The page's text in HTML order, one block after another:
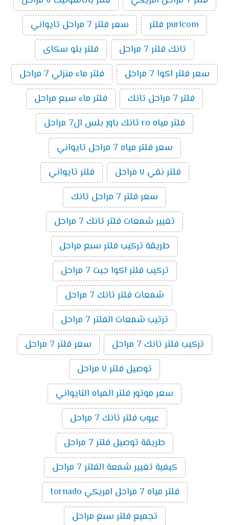
puricom فلتر
سعر فلتر 7 مراحل تايواني
تانك فلتر 7 مراحل
فلتر بلو سكاى
سعر فلتر اكوا 7 مراحل
فلتر ماء منزلي 7 مراحل
فلتر 7 مراحل تانك
فلتر ماء سبع مراحل
فلتر مياه ro تانك باور بلس ال7 مراحل
سعر فلتر مياه 7 مراحل تايواني
فلتر نقي ٧ مراحل
فلتر تايواني
سعر فلتر 7 مراحل تانك
تغيير شمعات فلتر تانك 7 مراحل
طريقة تركيب فلتر سبع مراحل
تركيب فلتر اكوا جيت 7 مراحل
شمعات فلتر تانك 7 مراحل
ترتيب شمعات الفلتر 7 مراحل
تركيب فلتر تانك 7 مراحل
سعر فلتر 7 مراحل
توصيل فلتر ٧ مراحل
سعر موتور فلتر المياه التايواني
عيوب فلتر تانك 7 مراحل
طريقة توصيل فلتر 7 مراحل
كيفية تغيير شمعة الفلتر 7 مراحل
فلتر مياه 7 مراحل امريكي tornado
تجميع فلتر سبع مراحل